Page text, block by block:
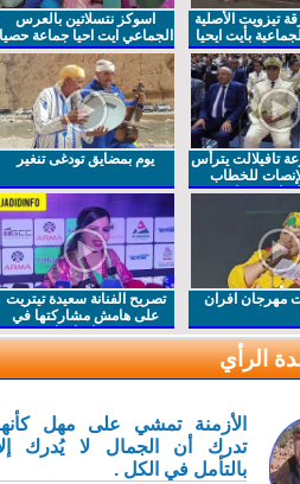
تيزويت الأصلية
بأيت ايحيا
اسوكز نتسلاتين بالعرس
الجماعي ايت احيا جماعة حصيا
تافيلالت يترأس
للخطاب
بمناسبة
يوم بمضايق تودغى تنغير
افران
تصريح الفنانة سعيدة تيتريت
على هامش مشاركتها في
مهرجان افران
الرأي
الأزمنة تمشي على مهل كأنها
تدرك أن الجمال لا يُدرك إلا
بالتأمل في الكل .